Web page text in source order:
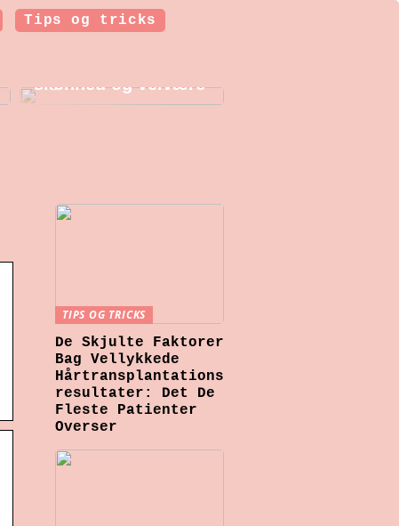
Tips og tricks
Botoxbehandlinger i
skønhed og velvære
TIPS OG TRICKS
De Skjulte Faktorer
Bag Vellykkede
Hårtransplantations
resultater: Det De
Fleste Patienter
Overser